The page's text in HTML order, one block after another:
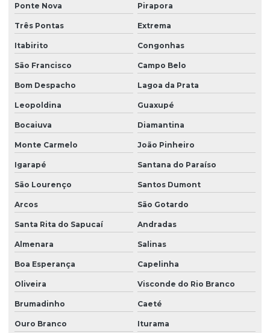
Sistema de desferrização
Sistema de filtragem para poço artesiano
Sistema de filtragem para poço preço
Sistema de osmose reversa para hospitais
Sistema de osmose reversa industrial
Sistema de osmose reversa para residências
Sistema de purificação para indústria farmacêutica
Sistema de remoção de cálcio e manganês
Sistema de tratamento de agua de poço
Soluções para tratar água de poço
Tratamento de água de poço
Troca de material filtrante
Venda de filtro para poço
Ponte Nova Pirapora
Três Pontas Extrema
Itabirito Congonhas
São Francisco Campo Belo
Bom Despacho Lagoa da Prata
Leopoldina Guaxupé
Bocaiuva Diamantina
Monte Carmelo João Pinheiro
Igarapé Santana do Paraíso
São Lourenço Santos Dumont
Arcos São Gotardo
Santa Rita do Sapucaí Andradas
Almenara Salinas
Boa Esperança Capelinha
Oliveira Visconde do Rio Branco
Brumadinho Caeté
Ouro Branco Iturama